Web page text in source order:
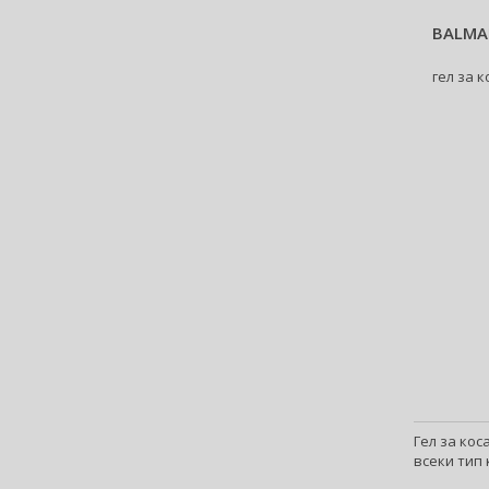
гел за
Гел за
всеки тип